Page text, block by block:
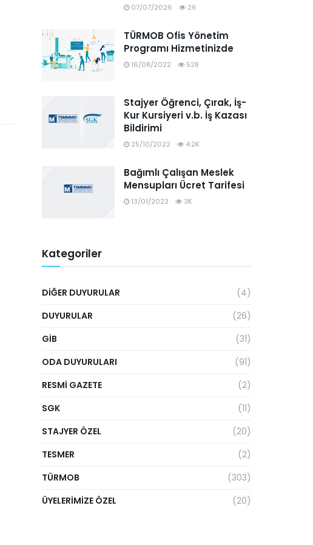
07/07/2026 26
TÜRMOB Ofis Yönetim
Programı Hizmetinizde
16/08/2022 528
Stajyer Öğrenci, Çırak, İş-
Kur Kursiyeri v.b. İş Kazası
Bildirimi
25/10/2022 4.2K
Bağımlı Çalışan Meslek
Mensupları Ücret Tarifesi
13/01/2023 3K
Kategoriler
DIĞER DUYURULAR
(4)
DUYURULAR
(26)
GİB
(31)
ODA DUYURULARI
(91)
RESMI GAZETE
(2)
SGK
(11)
STAJYER ÖZEL
(20)
TESMER
(2)
TÜRMOB
(303)
ÜYELERIMIZE ÖZEL
(20)